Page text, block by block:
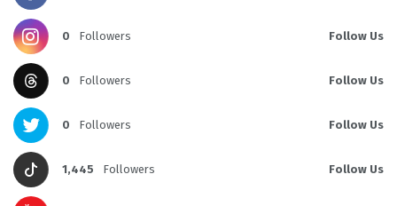
0 Followers Follow Us
0 Followers Follow Us
0 Followers Follow Us
1,445 Followers Follow Us